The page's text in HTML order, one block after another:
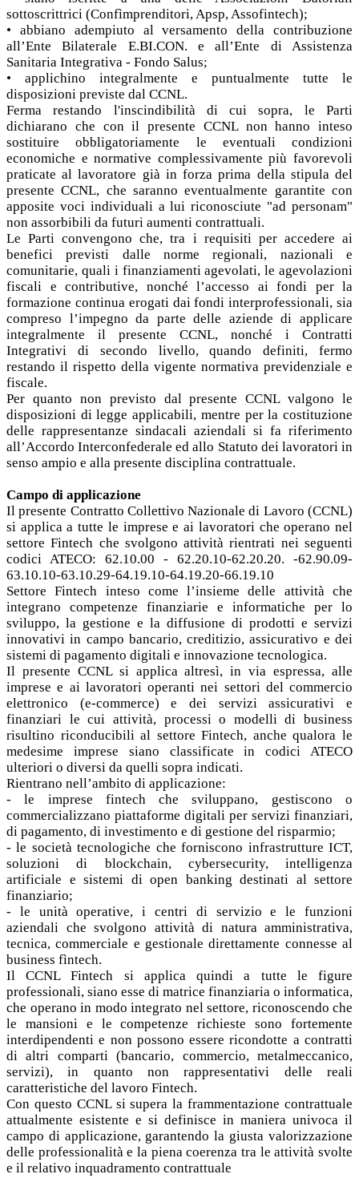
sottoscrittrici (Confìmprenditori, Apsp, Assofintech);
• abbiano adempiuto al versamento della contribuzione
all’Ente Bilaterale E.BI.CON. e all’Ente di Assistenza
Sanitaria Integrativa - Fondo Salus;
• applichino integralmente e puntualmente tutte le
disposizioni previste dal CCNL.
Ferma restando l'inscindibilità di cui sopra, le Parti
dichiarano che con il presente CCNL non hanno inteso
sostituire obbligatoriamente le eventuali condizioni
economiche e normative complessivamente più favorevoli
praticate al lavoratore già in forza prima della stipula del
presente CCNL, che saranno eventualmente garantite con
apposite voci individuali a lui riconosciute "ad personam"
non assorbibili da futuri aumenti contrattuali.
Le Parti convengono che, tra i requisiti per accedere ai
benefici previsti dalle norme regionali, nazionali e
comunitarie, quali i finanziamenti agevolati, le agevolazioni
fiscali e contributive, nonché l’accesso ai fondi per la
formazione continua erogati dai fondi interprofessionali, sia
compreso l’impegno da parte delle aziende di applicare
integralmente il presente CCNL, nonché i Contratti
Integrativi di secondo livello, quando definiti, fermo
restando il rispetto della vigente normativa previdenziale e
fiscale.
Per quanto non previsto dal presente CCNL valgono le
disposizioni di legge applicabili, mentre per la costituzione
delle rappresentanze sindacali aziendali si fa riferimento
all’Accordo Interconfederale ed allo Statuto dei lavoratori in
senso ampio e alla presente disciplina contrattuale.
Campo di applicazione
Il presente Contratto Collettivo Nazionale di Lavoro (CCNL)
si applica a tutte le imprese e ai lavoratori che operano nel
settore Fintech che svolgono attività rientrati nei seguenti
codici ATECO: 62.10.00 - 62.20.10-62.20.20. -62.90.09-
63.10.10-63.10.29-64.19.10-64.19.20-66.19.10
Settore Fintech inteso come l’insieme delle attività che
integrano competenze finanziarie e informatiche per lo
sviluppo, la gestione e la diffusione di prodotti e servizi
innovativi in campo bancario, creditizio, assicurativo e dei
sistemi di pagamento digitali e innovazione tecnologica.
Il presente CCNL si applica altresì, in via espressa, alle
imprese e ai lavoratori operanti nei settori del commercio
elettronico (e-commerce) e dei servizi assicurativi e
finanziari le cui attività, processi o modelli di business
risultino riconducibili al settore Fintech, anche qualora le
medesime imprese siano classificate in codici ATECO
ulteriori o diversi da quelli sopra indicati.
Rientrano nell’ambito di applicazione:
- le imprese fintech che sviluppano, gestiscono o
commercializzano piattaforme digitali per servizi finanziari,
di pagamento, di investimento e di gestione del risparmio;
- le società tecnologiche che forniscono infrastrutture ICT,
soluzioni di blockchain, cybersecurity, intelligenza
artificiale e sistemi di open banking destinati al settore
finanziario;
- le unità operative, i centri di servizio e le funzioni
aziendali che svolgono attività di natura amministrativa,
tecnica, commerciale e gestionale direttamente connesse al
business fìntech.
Il CCNL Fintech si applica quindi a tutte le figure
professionali, siano esse di matrice finanziaria o informatica,
che operano in modo integrato nel settore, riconoscendo che
le mansioni e le competenze richieste sono fortemente
interdipendenti e non possono essere ricondotte a contratti
di altri comparti (bancario, commercio, metalmeccanico,
servizi), in quanto non rappresentativi delle reali
caratteristiche del lavoro Fintech.
Con questo CCNL si supera la frammentazione contrattuale
attualmente esistente e si definisce in maniera univoca il
campo di applicazione, garantendo la giusta valorizzazione
delle professionalità e la piena coerenza tra le attività svolte
e il relativo inquadramento contrattuale